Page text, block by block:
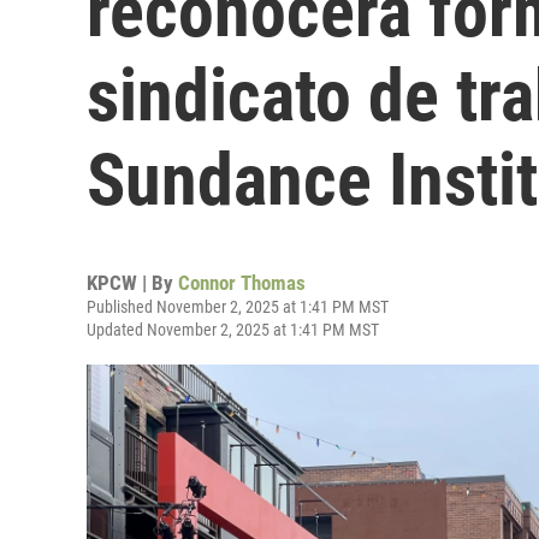
sindicato de
Sundance
KPCW | By Connor Thomas
Published November 2, 2025 at 1:41 PM MST
Updated November 2, 2025 at 1:41 PM MST